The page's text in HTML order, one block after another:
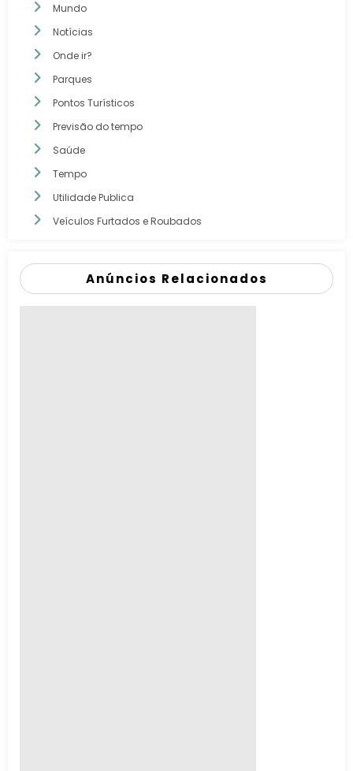
Mundo
Notícias
Onde ir?
Parques
Pontos Turísticos
Previsão do tempo
Saúde
Tempo
Utilidade Publica
Veículos Furtados e Roubados
Anúncios Relacionados